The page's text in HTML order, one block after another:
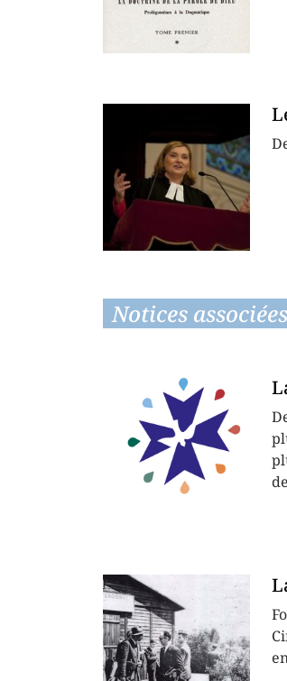
Notices associées